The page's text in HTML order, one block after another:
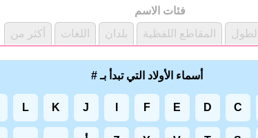
فئات الاسم
الطول المقاطع اللفظية بلدان اللغات أكثر من
أسماء الأولاد التي تبدأ بـ #
C
D
E
F
J
K
L